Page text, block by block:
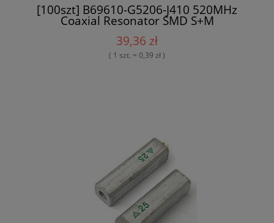
[100szt] B69610-G5206-J410 520MHz
Coaxial Resonator SMD S+M
39,36 zł
( 1 szt. = 0,39 zł )